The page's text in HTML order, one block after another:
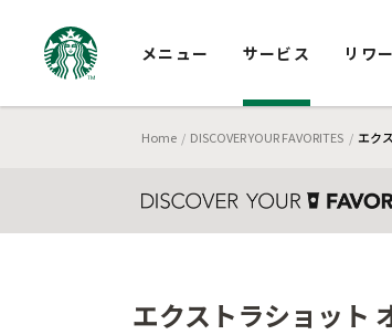
メニュー サービス リワ
Home DISCOVER YOUR FAVORITES エク
エクストラショット